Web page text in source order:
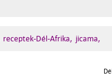
receptek-Dél-Afrika, jicama,